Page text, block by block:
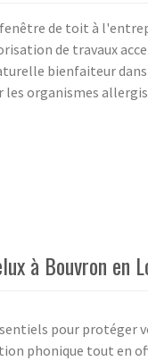
de toit à
de travaux
bienfaiteur
organismes
à Bouvron en
pour protéger
phonique tout en